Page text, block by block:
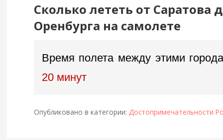
Сколько лететь от Саратова
Оренбурга на самолете
Время полета между этими
20 минут
Опубликовано в категории: Достопримечательности